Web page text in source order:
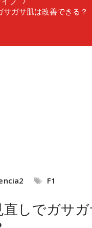
ガサ肌は改善できる？
F1
しでガサ